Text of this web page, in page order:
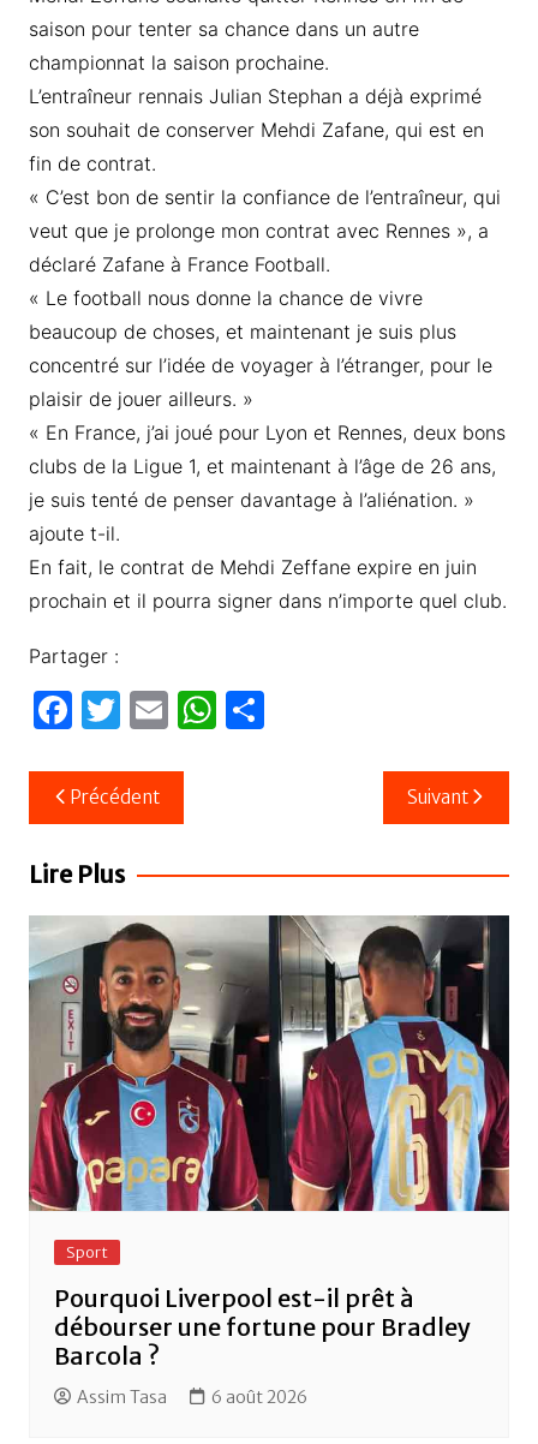
saison pour tenter sa chance dans un autre
championnat la saison prochaine.
L’entraîneur rennais Julian Stephan a déjà exprimé
son souhait de conserver Mehdi Zafane, qui est en
fin de contrat.
« C’est bon de sentir la confiance de l’entraîneur, qui
veut que je prolonge mon contrat avec Rennes », a
déclaré Zafane à France Football.
« Le football nous donne la chance de vivre
beaucoup de choses, et maintenant je suis plus
concentré sur l’idée de voyager à l’étranger, pour le
plaisir de jouer ailleurs. »
« En France, j’ai joué pour Lyon et Rennes, deux bons
clubs de la Ligue 1, et maintenant à l’âge de 26 ans,
je suis tenté de penser davantage à l’aliénation. »
ajoute t-il.
En fait, le contrat de Mehdi Zeffane expire en juin
prochain et il pourra signer dans n’importe quel club.
Partager :
F
c
e
b
o
k
T
itt
er
E
ail
W
A
p
P
er
Navigation
de
l’article
Précédent Suivant
Lire Plus
Sport
Pourquoi Liverpool est-il prêt à
débourser une fortune pour Bradley
Barcola ?
Assim Tasa 6 août 2026